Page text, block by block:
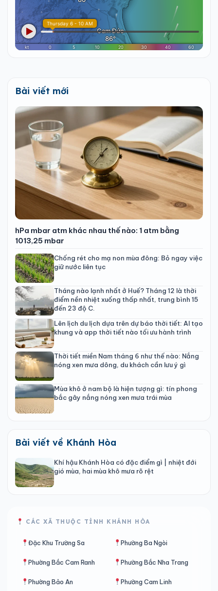
Bài viết mới
hPa mbar atm khác nhau thế nào: 1 atm bằng
1013,25 mbar
Chống rét cho mạ non mùa đông: Bỏ ngay việc
giữ nước liên tục
Tháng nào lạnh nhất ở Huế? Tháng 12 là thời
điểm nền nhiệt xuống thấp nhất, trung bình 15
đến 23 độ C.
Lên lịch du lịch dựa trên dự báo thời tiết: AI tạo
khung và app thời tiết nào tối ưu hành trình
Thời tiết miền Nam tháng 6 như thế nào: Nắng
nóng xen mưa dông, du khách cần lưu ý gì
Mùa khô ở nam bộ là hiện tượng gì: tín phong
bắc gây nắng nóng xen mưa trái mùa
Bài viết về Khánh Hòa
Khí hậu Khánh Hòa có đặc điểm gì | nhiệt đới
gió mùa, hai mùa khô mưa rõ rệt
CÁC XÃ THUỘC TỈNH KHÁNH HÒA
Đặc Khu Trường Sa Phường Ba Ngòi
Phường Bắc Cam Ranh Phường Bắc Nha Trang
Phường Bảo An Phường Cam Linh